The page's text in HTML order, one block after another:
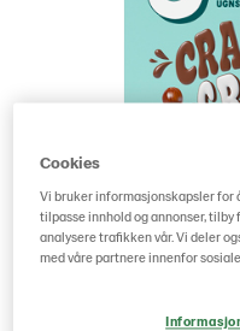
Cookies
Vi bruker informasjonskapsler
tilpasse innhold og annonser,
analysere trafikken vår. Vi deler
med våre partnere innenfor